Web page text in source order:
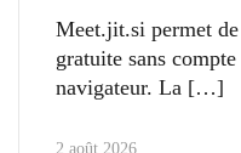
Meet.jit.si permet
gratuite sans
navigateur. La
2 août 2026